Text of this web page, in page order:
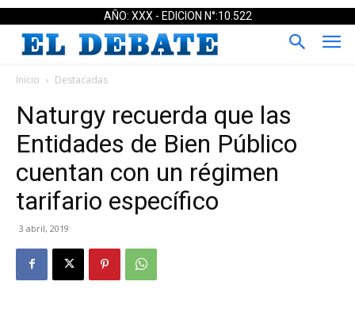
AÑO: XXX - EDICION N°:10.522
Inicio Destacadas
Naturgy recuerda que las
Entidades de Bien Público
cuentan con un régimen
tarifario específico
3 abril, 2019